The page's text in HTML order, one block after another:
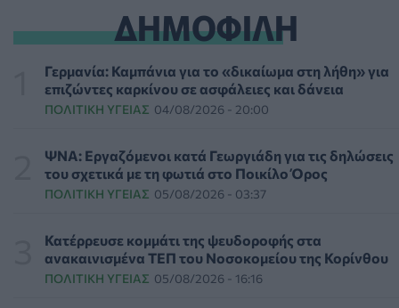
07/08/2026 - 16:41
Απώλεια βάρους: Οι τρεις παράγοντες που κρίνουν το
αποτέλεσμα σύμφωνα με ειδικό στην παχυσαρκία
ΔΙΑΤΡΟΦΉ 07/08/2026 - 16:16
Ο ΙΣΑ συνιστά τη λήψη σχολαστικών μέτρων ατομικής
προστασίας από τον ιό του Δυτικού Νείλου
ΥΓΕΊΑ 07/08/2026 - 15:42
Ο Δήμος Μετεώρων επενδύει στην πρωτοβάθμια
φροντίδα υγείας και την πρόληψη
ΠΟΛΙΤΙΚΉ ΥΓΕΊΑΣ 07/08/2026 - 15:24
ΔΗΜΟΦΙΛΗ
Γερμανία: Καμπάνια για το «δικαίωμα στη λήθη» για
επιζώντες καρκίνου σε ασφάλειες και δάνεια
ΠΟΛΙΤΙΚΉ ΥΓΕΊΑΣ 04/08/2026 - 20:00
ΨΝΑ: Εργαζόμενοι κατά Γεωργιάδη για τις δηλώσεις
του σχετικά με τη φωτιά στο Ποικίλο Όρος
ΠΟΛΙΤΙΚΉ ΥΓΕΊΑΣ 05/08/2026 - 03:37
Κατέρρευσε κομμάτι της ψευδοροφής στα
ανακαινισμένα ΤΕΠ του Νοσοκομείου της Κορίνθου
ΠΟΛΙΤΙΚΉ ΥΓΕΊΑΣ 05/08/2026 - 16:16